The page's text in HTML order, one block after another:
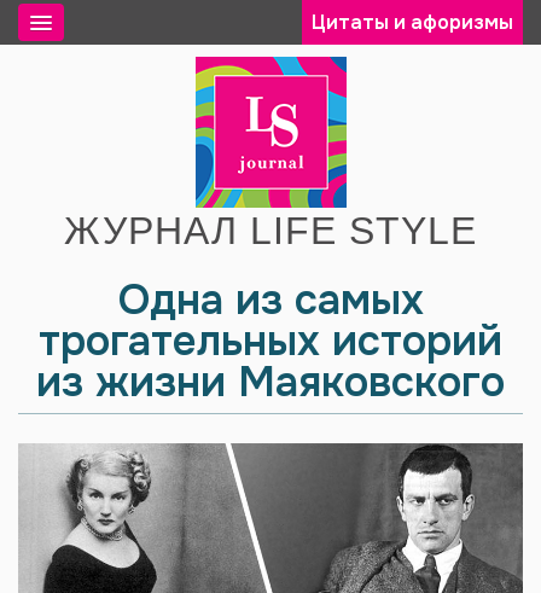
Цитаты и афоризмы
ЖУРНАЛ LIFE STYLE
Одна из самых
трогательных историй
из жизни Маяковского